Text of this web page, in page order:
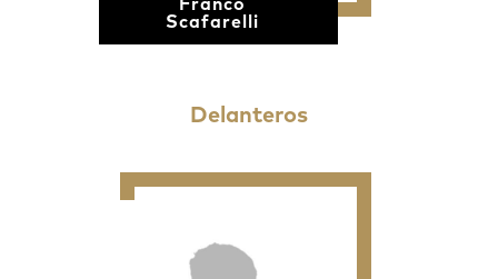
Franco
Scafarelli
Delanteros